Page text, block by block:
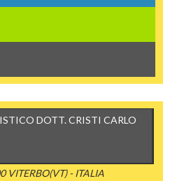
DOTT. CRISTI CARLO
VITERBO(VT) - ITALIA